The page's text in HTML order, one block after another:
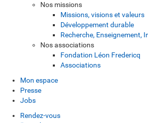
Nos missions
Missions, visions et valeurs
Développement durable
Recherche, Enseignement,
Nos associations
Fondation Léon Fredericq
Associations
Mon espace
Presse
Jobs
Rendez-vous